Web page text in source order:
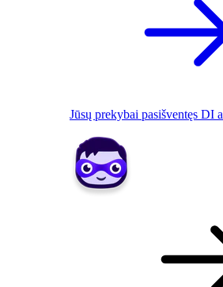
Jūsų prekybai pasišventęs DI